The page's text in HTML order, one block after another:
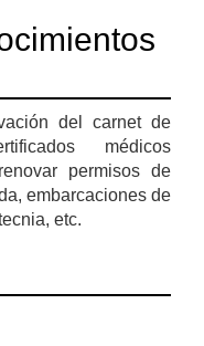
del carnet de
médicos
permisos de
embarcaciones de
etc.